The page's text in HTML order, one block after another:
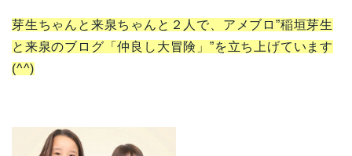
芽生ちゃんと来泉ちゃんと２人で、アメブロ”稲垣芽生
と来泉のブログ「仲良し大冒険」”を立ち上げています
(^^)